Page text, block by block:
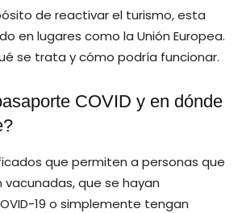
de reactivar el turismo, esta
en lugares como la Unión Europea.
se trata y cómo podría funcionar.
COVID y en dónde
que permiten a personas que
que se hayan
19 o simplemente tengan